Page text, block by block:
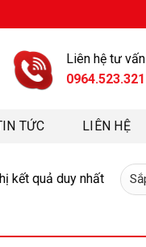
Liên hệ tư vấn
0964.523.321
TỨC LIÊN HỆ
kết quả duy nhất